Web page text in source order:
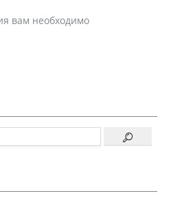
вам необходимо